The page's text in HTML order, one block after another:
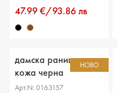
47.99 €/93.86 лв
НОВО
дамска раница еко
кожа черна
Арт.N: 0163157